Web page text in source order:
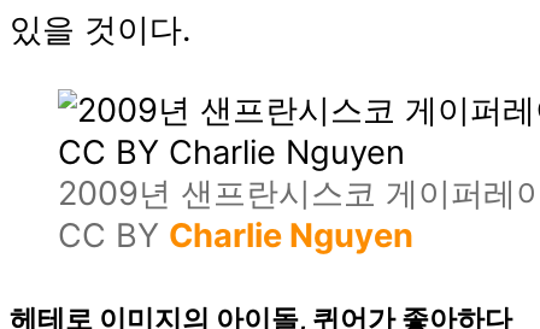
있을 것이다.
2009년 샌프란시스코 게이퍼레
CC BY Charlie Nguyen
헤테로 이미지의 아이돌, 퀴어가 좋아하다